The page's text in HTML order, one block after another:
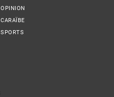
OPINION
CARAÏBE
SPORTS